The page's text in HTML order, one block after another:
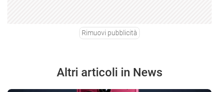
Rimuovi pubblicità
Altri articoli in News